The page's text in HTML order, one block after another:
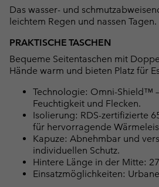
Das wasser- und
leichtem Regen und nassen Tagen.
PRAKTISCHE TASCHEN
Bequeme Seitentaschen mit
Hände warm und bieten Platz für
Technologie: Omni-Shield™
Feuchtigkeit und Flecken.
Isolierung: RDS-zertifizierte
für hervorragende
Kapuze: Abnehmbar und
individuellen Schutz.
Hintere Länge in der Mitte:
Einsatzmöglichkeiten: